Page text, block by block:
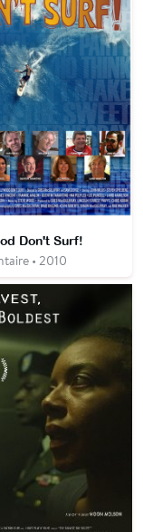
Don't Surf!
• 2010